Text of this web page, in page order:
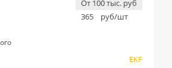
От 100 тыс. руб
365
руб/шт
EKF